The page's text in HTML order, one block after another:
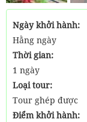
Ngày khởi hành:
Hằng ngày
Thời gian:
1 ngày
Loại tour:
Tour ghép được
Điểm khởi hành: